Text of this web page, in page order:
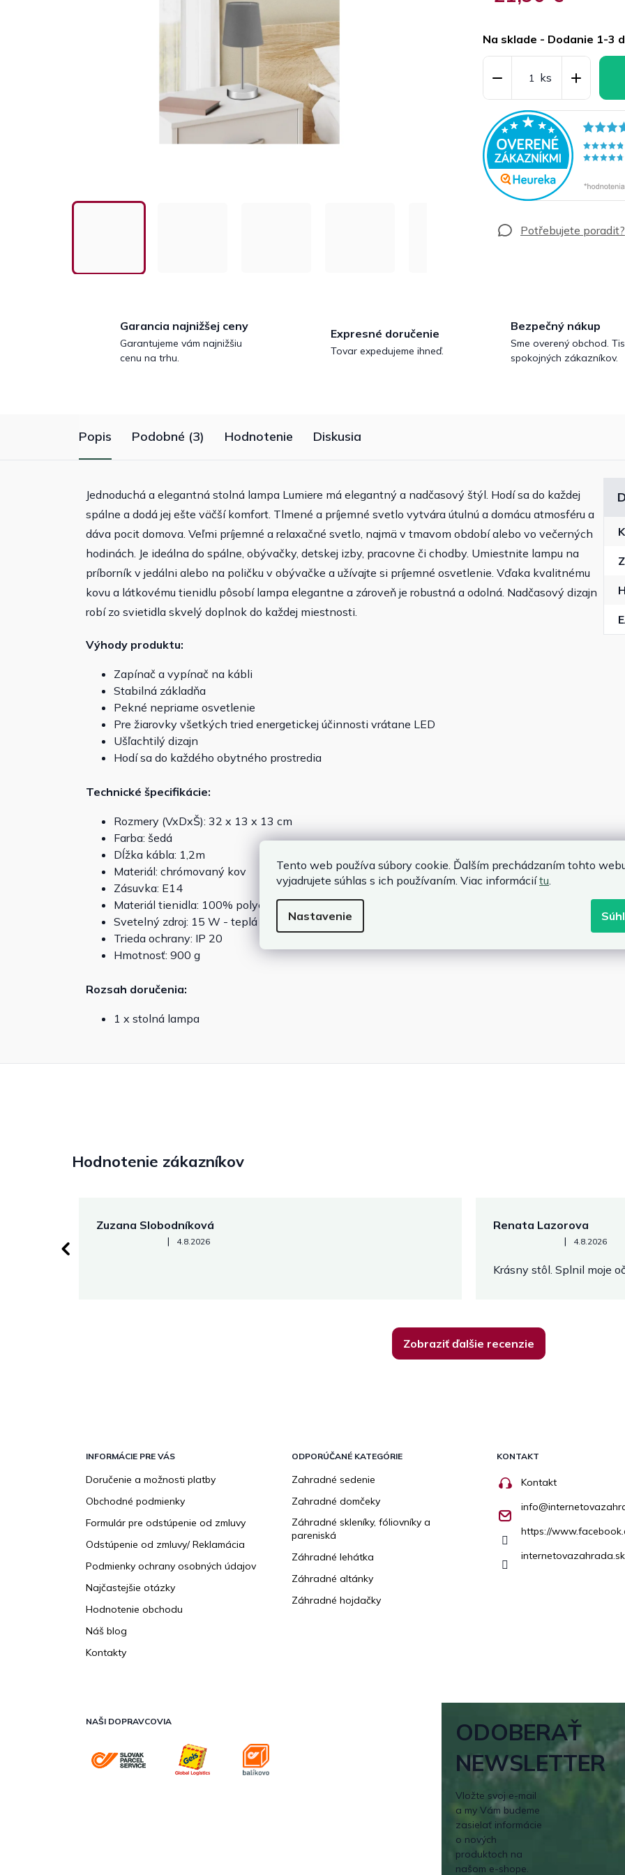
Tento web používa súbory cookie. Ďalším prechádzaním tohto
vyjadrujete súhlas s ich používaním. Viac informáciítu.
Nastavenie
cena:
Na sklade - Dodanie 1-3
Garancia najnižšej ceny
Garantujeme vám najnižšiu
cenu na trhu.
Expresné doručenie
Tovar expedujeme ihneď.
Bezpečný nákup
Sme overený obchod.
spokojných zákazníkov.
Popis Podobné (3) Hodnotenie Diskusia
Jednoduchá a elegantná stolná lampa Lumiere má elegantný a nadčasový štýl. Hodí sa do každej
spálne a dodá jej ešte väčší komfort. Tlmené a príjemné svetlo vytvára útulnú a domácu atmosféru a
dáva pocit domova. Veľmi príjemné a relaxačné svetlo, najmä v tmavom období alebo vo večerných
hodinách. Je ideálna do spálne, obývačky, detskej izby, pracovne či chodby. Umiestnite lampu na
príborník v jedálni alebo na poličku v obývačke a užívajte si príjemné osvetlenie. Vďaka kvalitnému
kovu a látkovému tienidlu pôsobí lampa elegantne a zároveň je robustná a odolná. Nadčasový dizajn
robí zo svietidla skvelý doplnok do každej miestnosti.
Výhody produktu:
Zapínač a vypínač na kábli
Stabilná základňa
Pekné nepriame osvetlenie
Pre žiarovky všetkých tried energetickej účinnosti vrátane LED
Ušľachtilý dizajn
Hodí sa do každého obytného prostredia
Technické špecifikácie:
Rozmery (VxDxŠ): 32 x 13 x 13 cm
Farba: šedá
Dĺžka kábla: 1,2m
Materiál: chrómovaný kov
Zásuvka: E14
Materiál tienidla: 100% polyester
Svetelný zdroj: 15 W - teplá biela (nie je súčasťou balenia)
Trieda ochrany: IP 20
Hmotnosť: 900 g
Rozsah doručenia:
1 x stolná lampa
Hodnotenie zákazníkov
Zuzana Slobodníková
Hodnotenie obchodu je 5 z 5 hviezdičiek.
| 4.8.2026
Renata Lazorova
Hodnotenie obchodu je 5 z
| 4.8.2026
Krásny stôl. Splnil moje
Zobraziť ďalšie recenzie
INFORMÁCIE PRE VÁS
Doručenie a možnosti platby
Obchodné podmienky
Formulár pre odstúpenie od zmluvy
Odstúpenie od zmluvy/ Reklamácia
Podmienky ochrany osobných údajov
Najčastejšie otázky
Hodnotenie obchodu
Náš blog
Kontakty
ODPORÚČANÉ KATEGÓRIE
Zahradné sedenie
Zahradné domčeky
Záhradné skleníky, fóliovníky a
pareniská
Záhradné lehátka
Záhradné altánky
Záhradné hojdačky
KONTAKT
Kontakt
info@
https://
internetovazahrada.sk
NAŠI DOPRAVCOVIA
ODOBERAŤ
NEWSLETTER
Vložte svoj e-mail
a my Vám budeme
zasielať informácie
o nových
produktoch na
našom e-shope.